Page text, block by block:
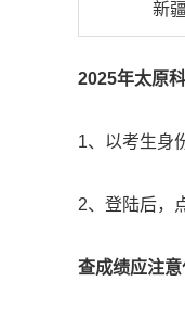
新疆
2025年太原
1、以考生身
2、登陆后，
查成绩应注意